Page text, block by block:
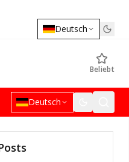
Deutsch
Beliebt
Deutsch